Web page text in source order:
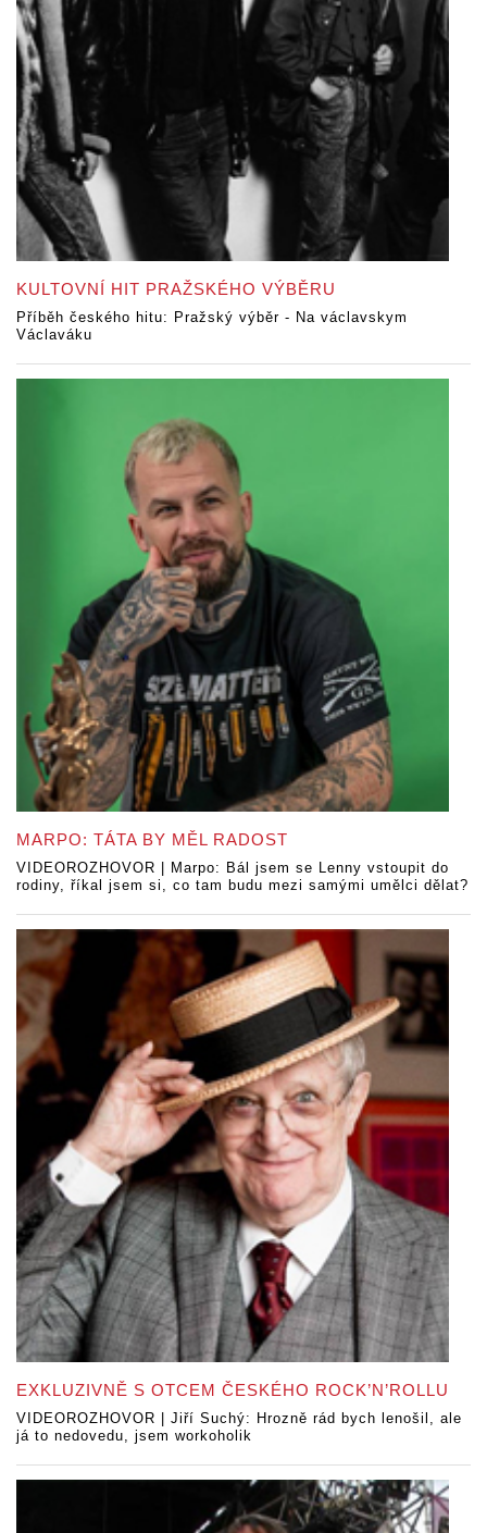
KULTOVNÍ HIT PRAŽSKÉHO VÝBĚRU
Příběh českého hitu: Pražský výběr - Na václavskym
Václaváku
MARPO: TÁTA BY MĚL RADOST
VIDEOROZHOVOR | Marpo: Bál jsem se Lenny vstoupit do
rodiny, říkal jsem si, co tam budu mezi samými umělci dělat?
EXKLUZIVNĚ S OTCEM ČESKÉHO ROCK’N’ROLLU
VIDEOROZHOVOR | Jiří Suchý: Hrozně rád bych lenošil, ale
já to nedovedu, jsem workoholik